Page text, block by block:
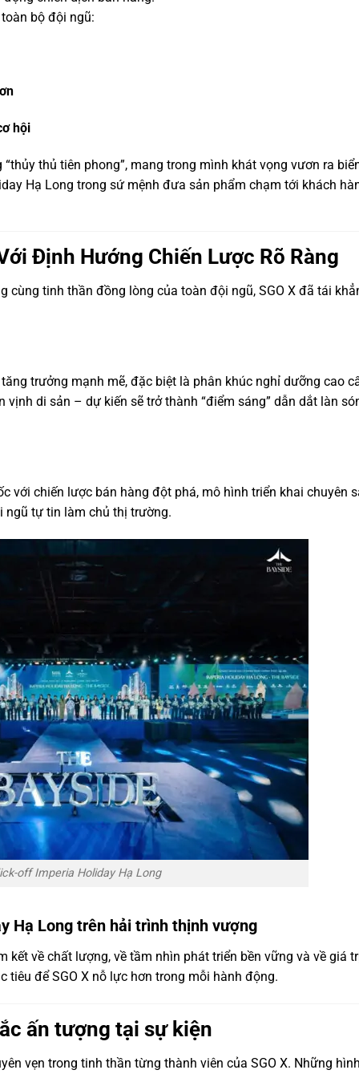
bộ đội ngũ:
hội
thủ tiên phong”, mang trong mình khát vọng vươn ra
Hạ Long trong sứ mệnh đưa sản phẩm chạm tới khách
Định Hướng Chiến Lược Rõ Ràng
cùng tinh thần đồng lòng của toàn đội ngũ, SGO X đã tái
trưởng mạnh mẽ, đặc biệt là phân khúc nghỉ dưỡng cao
di sản – dự kiến sẽ trở thành “điểm sáng” dẫn dắt làn
với chiến lược bán hàng đột phá, mô hình triển khai chuyên
ngũ tự tin làm chủ thị trường.
off Imperia Holiday Hạ Long
Hạ Long trên hải trình thịnh vượng
kết về chất lượng, về tầm nhìn phát triển bền vững và về giá
để SGO X nỗ lực hơn trong mỗi hành động.
ấn tượng tại sự kiện
vẹn trong tinh thần từng thành viên của SGO X. Những hình